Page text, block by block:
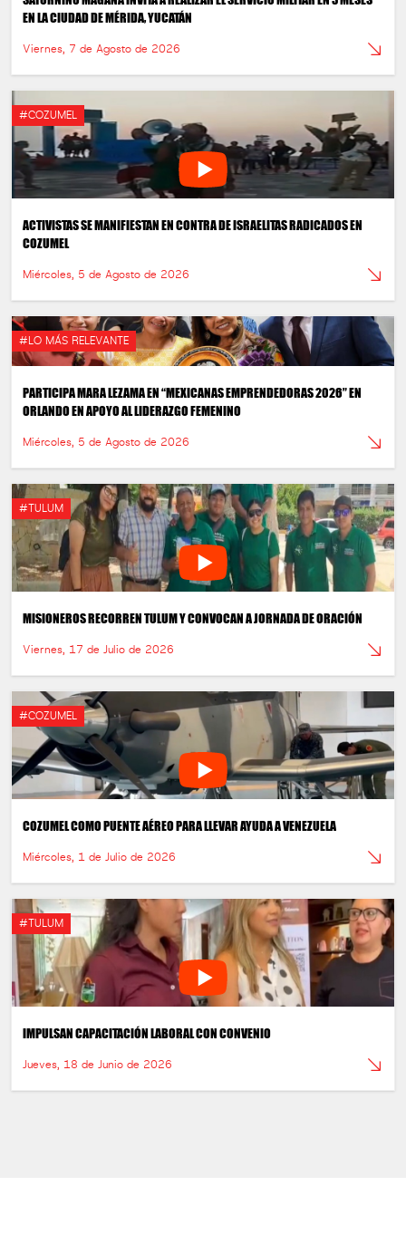
EN LA CIUDAD DE MÉRIDA, YUCATÁN
Viernes, 7 de Agosto de 2026
#COZUMEL
ACTIVISTAS SE MANIFIESTAN EN CONTRA DE ISRAELITAS RADICADOS EN
COZUMEL
Miércoles, 5 de Agosto de 2026
#LO MÁS RELEVANTE
PARTICIPA MARA LEZAMA EN “MEXICANAS EMPRENDEDORAS 2026” EN
ORLANDO EN APOYO AL LIDERAZGO FEMENINO
Miércoles, 5 de Agosto de 2026
#TULUM
MISIONEROS RECORREN TULUM Y CONVOCAN A JORNADA DE ORACIÓN
Viernes, 17 de Julio de 2026
#COZUMEL
COZUMEL COMO PUENTE AÉREO PARA LLEVAR AYUDA A VENEZUELA
Miércoles, 1 de Julio de 2026
#TULUM
IMPULSAN CAPACITACIÓN LABORAL CON CONVENIO
Jueves, 18 de Junio de 2026